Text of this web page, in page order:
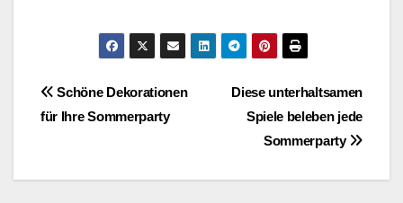
BeitragsnavigationDiese unterhaltsamen
Spiele beleben jede
Sommerparty
Schöne Dekorationen
für Ihre Sommerparty